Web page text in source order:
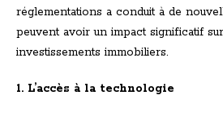
réglementations a conduit à de
peuvent avoir un impact significatif
investissements immobiliers.
1. L’accès à la technologie